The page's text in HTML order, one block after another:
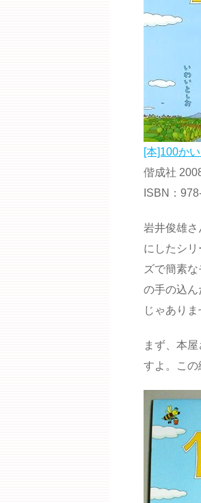
[本]100か
偕成社
ISBN：
岩井俊雄さ
にしたシ
ズで簡素
の手の込
じゃありま
まず、本
すよ。この